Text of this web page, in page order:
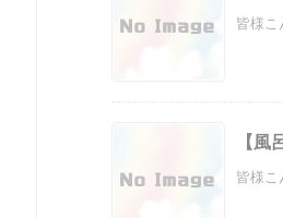
皆様
【
皆様